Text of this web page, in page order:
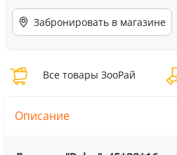
Забронировать в магазине
Все товары ЗооРай
Описание